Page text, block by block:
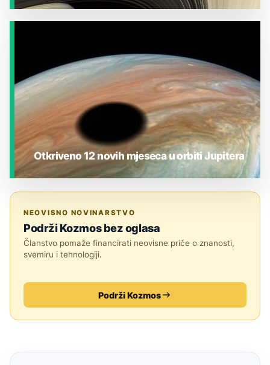
Otkriveno 12 novih mjeseca u orbiti Jupitera
NEOVISNO NOVINARSTVO
Podrži Kozmos bez oglasa
Članstvo pomaže financirati neovisne priče o znanosti,
svemiru i tehnologiji.
Podrži Kozmos